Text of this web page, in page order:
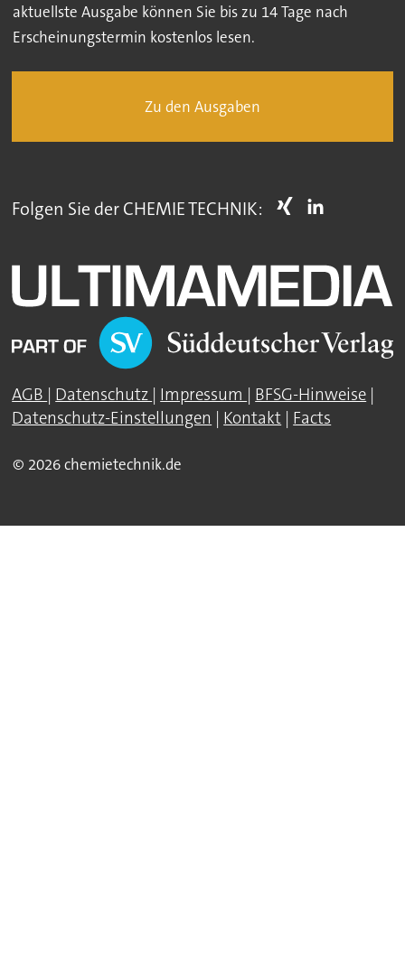
aktuellste Ausgabe können Sie bis zu 14 Tage nach
Erscheinungstermin kostenlos lesen.
Zu den Ausgaben
Folgen Sie der CHEMIE TECHNIK:
AGB | Datenschutz | Impressum | BFSG-Hinweise |
Datenschutz-Einstellungen | Kontakt | Facts
© 2026 chemietechnik.de